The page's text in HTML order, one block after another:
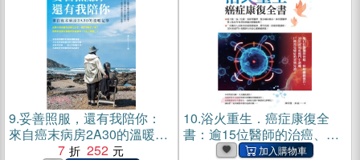
9.妥善照服，還有我陪你：
來自癌末病房2A30的溫暖記
事(電子書)
7 252
10.浴火重生．癌症康復全
書：逾15位醫師的治癌、防
癌關鍵報告，30位成功抗癌